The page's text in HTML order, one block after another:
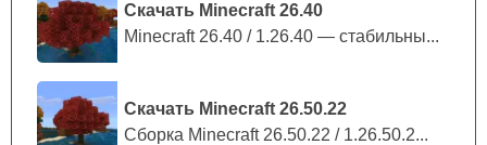
Скачать Minecraft 26.40
Minecraft 26.40 / 1.26.40 — стабильны...
Скачать Minecraft 26.50.22
Сборка Minecraft 26.50.22 / 1.26.50.2...
детализацию всего проекта, который теперь радует
фанатов блочного мира.